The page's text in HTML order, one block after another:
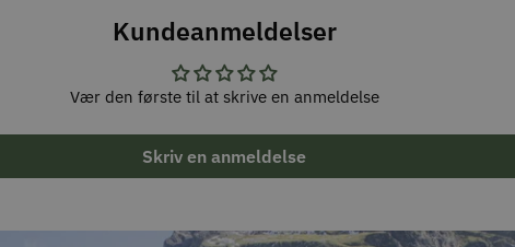
Kundeanmeldelser
Vær den første til at skrive en anmeldelse
Skriv en anmeldelse